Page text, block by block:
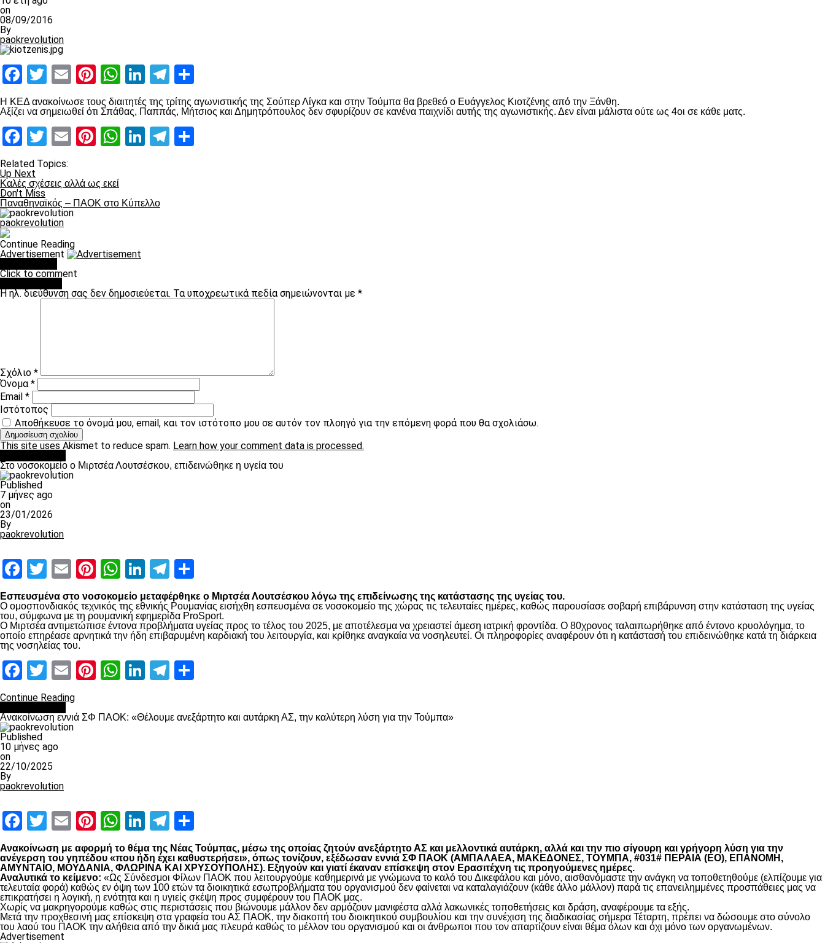
on
08/09/2016
By
paokrevolution
Facebook
Twitter
EmailPinterest
WhatsApp
LinkedIn
Telegram
Η ΚΕΔ ανακοίνωσε τους διαιτητές της τρίτης αγωνιστικής της Σούπερ Λίγκα και στην Τούμπα θα βρεθεό ο Eυάγγελος Κιοτζένης από την Ξάνθη.
Αξίζει να σημειωθεί ότι Σπάθας, Παππάς, Μήτσιος και Δημητρόπουλος δεν σφυρίζουν σε κανένα παιχνίδι αυτής της αγωνιστικής. Δεν είναι μάλιστα ούτε ως 4οι σε κάθε ματς.
Facebook
Twitter
EmailPinterest
WhatsApp
LinkedIn
Telegram
Related Topics:
Up Next
Καλές σχέσεις αλλά ως εκεί
Don't Miss
Παναθηναϊκός – ΠΑΟΚ στο Κύπελλο
paokrevolution
Continue Reading
Advertisement
Click to comment
Η ηλ. διεύθυνση σας δεν δημοσιεύεται. Τα υποχρεωτικά πεδία σημειώνονται με *
Σχόλιο *
Όνομα*
Email *
Ιστότοπος
Αποθήκευσε το όνομά μου, email, και τον ιστότοπο μου σε αυτόν τον πλοηγό για την επόμενη φορά που θα σχολιάσω.
This site uses Akismet to reduce spam. Learn how your comment data is processed.
Στο νοσοκομείο ο Μιρτσέα Λουτσέσκου, επιδεινώθηκε η υγεία του
Published
7 μήνες ago
on
23/01/2026
By
paokrevolution
Facebook
Twitter
EmailPinterest
WhatsApp
LinkedIn
Telegram
Εσπευσμένα στο νοσοκομείο μεταφέρθηκε ο Μιρτσέα Λουτσέσκου λόγω της επιδείνωσης της κατάστασης της υγείας του.
Ο ομοσπονδιακός τεχνικός της εθνικής Ρουμανίας εισήχθη εσπευσμένα σε νοσοκομείο της χώρας τις τελευταίες ημέρες, καθώς παρουσίασε σοβαρή επιβάρυνση στην κατάσταση της υγείας
του, σύμφωνα με τη ρουμανική εφημερίδα ProSport.
Ο Μιρτσέα αντιμετώπισε έντονα προβλήματα υγείας προς το τέλος του 2025, με αποτέλεσμα να χρειαστεί άμεση ιατρική φροντίδα. Ο 80χρονος ταλαιπωρήθηκε από έντονο κρυολόγημα, το
οποίο επηρέασε αρνητικά την ήδη επιβαρυμένη καρδιακή του λειτουργία, και κρίθηκε αναγκαία να νοσηλευτεί. Οι πληροφορίες αναφέρουν ότι η κατάστασή του επιδεινώθηκε κατά τη διάρκεια
της νοσηλείας του.
Facebook
Twitter
EmailPinterest
WhatsApp
LinkedIn
Telegram
Continue Reading
Ανακοίνωση εννιά ΣΦ ΠΑΟΚ: «Θέλουμε ανεξάρτητο και αυτάρκη ΑΣ, την καλύτερη λύση για την Τούμπα»
Published
10 μήνες ago
on
22/10/2025
By
paokrevolution
Facebook
Twitter
EmailPinterest
WhatsApp
LinkedIn
Telegram
Ανακοίνωση με αφορμή το θέμα της Νέας Τούμπας, μέσω της οποίας ζητούν ανεξάρτητο ΑΣ και μελλοντικά αυτάρκη, αλλά και την πιο σίγουρη και γρήγορη λύση για την
ανέγερση του γηπέδου «που ήδη έχει καθυστερήσει», όπως τονίζουν, εξέδωσαν εννιά ΣΦ ΠΑΟΚ (ΑΜΠΑΛΑΕΑ, ΜΑΚΕΔΟΝΕΣ, ΤΟΥΜΠΑ, #031# ΠΕΡΑΙΑ (ΕΟ), ΕΠΑΝΟΜΗ,
ΑΜΥΝΤΑΙΟ, ΜΟΥΔΑΝΙΑ, ΦΛΩΡΙΝΑ ΚΑΙ ΧΡΥΣΟΥΠΟΛΗΣ). Εξηγούν και γιατί έκαναν επίσκεψη στον Ερασιτέχνη τις προηγούμενες ημέρες.
Αναλυτικά το κείμενο: «Ως Σύνδεσμοι Φίλων ΠΑΟΚ που λειτουργούμε καθημερινά με γνώμωνα το καλό του Δικεφάλου και μόνο, αισθανόμαστε την ανάγκη να τοποθετηθούμε (ελπίζουμε για
τελευταία φορά) καθώς εν όψη των 100 ετών τα διοικητικά εσωπροβλήματα του οργανισμού δεν φαίνεται να καταλαγιάζουν (κάθε άλλο μάλλον) παρά τις επανειλημμένες προσπάθειες μας να
επικρατήσει η λογική, η ενότητα και η υγιείς σκέψη προς συμφέρουν του ΠΑΟΚ μας.
Χωρίς να μακρηγορούμε καθώς στις περιστάσεις που βιώνουμε μάλλον δεν αρμόζουν μανιφέστα αλλά λακωνικές τοποθετήσεις και δράση, αναφέρουμε τα εξής.
Μετά την προχθεσινή μας επίσκεψη στα γραφεία του ΑΣ ΠΑΟΚ, την διακοπή του διοικητικού συμβουλίου και την συνέχιση της διαδικασίας σήμερα Τέταρτη, πρέπει να δώσουμε στο σύνολο
του λαού του ΠΑΟΚ την αλήθεια από την δικιά μας πλευρά καθώς το μέλλον του οργανισμού και οι άνθρωποι που τον απαρτίζουν είναι θέμα όλων και όχι μόνο των οργανωμένων.
Advertisement